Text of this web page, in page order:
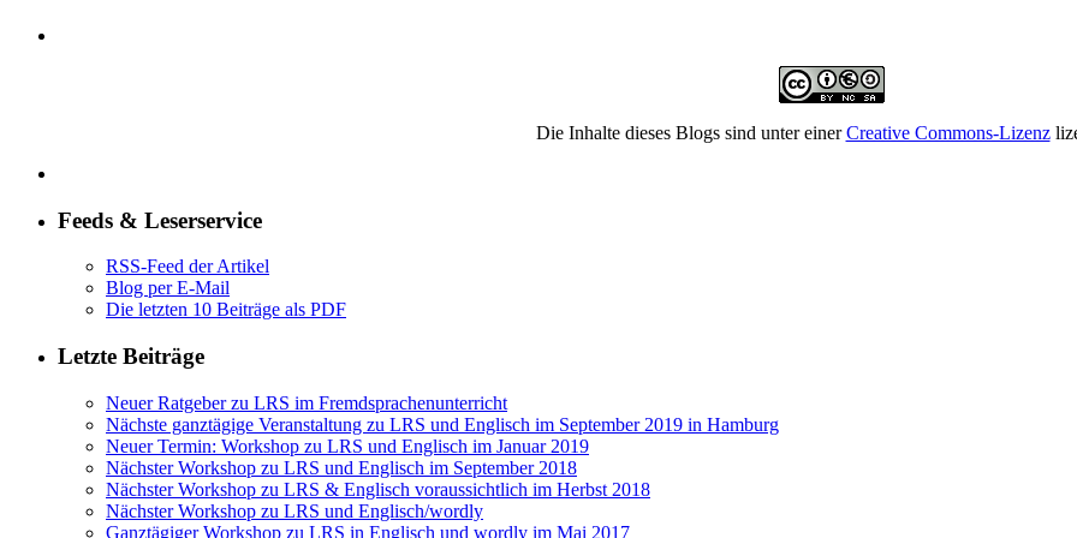
Die Inhalte dieses Blogs sind unter einerCreative Commons-Lizenz
Feeds & Leserservice
RSS-Feed der Artikel
Blog per E-Mail
Die letzten 10 Beiträge als PDF
Letzte Beiträge
Neuer Ratgeber zu LRS im Fremdsprachenunterricht
Nächste ganztägige Veranstaltung zu LRS und Englisch im September 2019 in Hamburg
Neuer Termin: Workshop zu LRS und Englisch im Januar 2019
Nächster Workshop zu LRS und Englisch im September 2018
Nächster Workshop zu LRS & Englisch voraussichtlich im Herbst 2018
Nächster Workshop zu LRS und Englisch/wordly
Ganztägiger Workshop zu LRS in Englisch und wordly im Mai 2017